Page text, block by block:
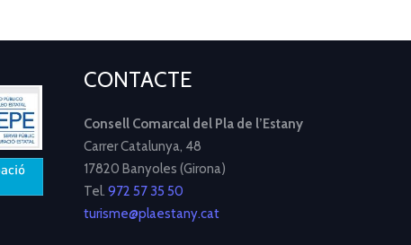
CONTACTE
Consell Comarcal del Pla de l’Estany
Carrer Catalunya, 48
17820 Banyoles (Girona)
Tel. 972 57 35 50
turisme@plaestany.cat